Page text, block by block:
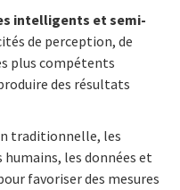
intelligents et semi-
de perception, de
plus compétents
des résultats
traditionnelle, les
humains, les données et
favoriser des mesures